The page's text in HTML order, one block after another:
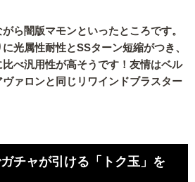
ら闇版マモンといったところです。
光属性耐性とSSターン短縮がつき、
べ汎用性が高そうです！友情はベル
ァロンと同じリワインドブラスター
チャが引ける「トク玉」を